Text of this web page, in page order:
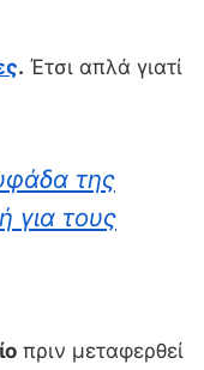
. Έτσι απλά γιατί
της
για τους
πριν μεταφερθεί